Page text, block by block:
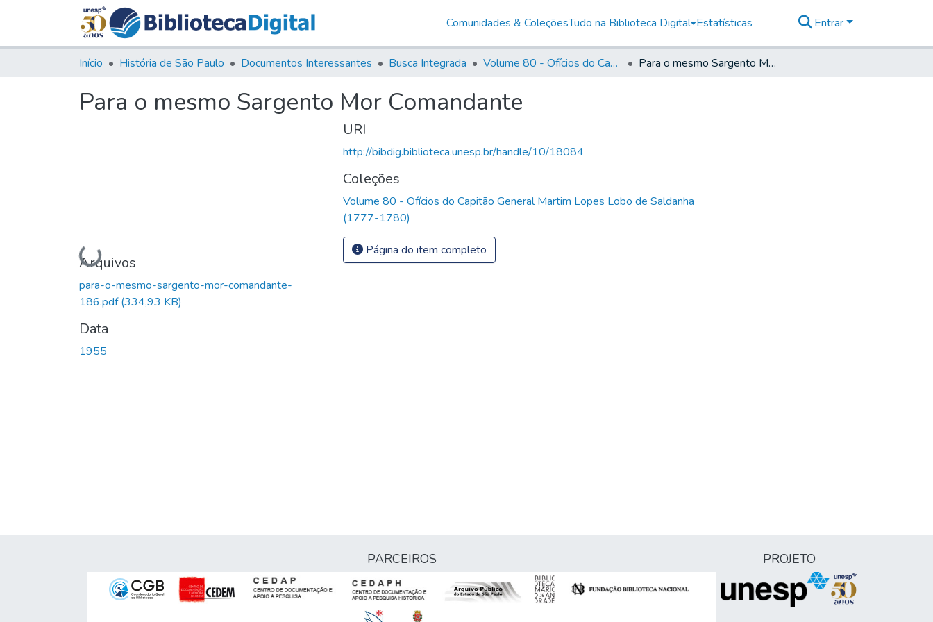
Comunidades & ColeçõesTudo na Biblioteca Digital Estatísticas Entrar
Início História de São Paulo Documentos Interessantes Busca Integrada Volume 80 - Ofícios do Capitão General Martim Lopes Lobo de Saldanha (1777-1780) Para o mesmo Sargento Mor Comandante
Para o mesmo Sargento Mor Comandante
Carregando...
Arquivos
para-o-mesmo-sargento-mor-comandante-
186.pdf(334,93 KB)
Data
1955
URI
http://bibdig.biblioteca.unesp.br/handle/10/18084
Coleções
Volume 80 - Ofícios do Capitão General Martim Lopes Lobo de Saldanha
(1777-1780)
Página do item completo
PARCEIROS PROJETO